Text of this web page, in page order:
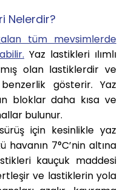
Nelerdir?
tüm mevsimlerde
Yaz lastikleri ılımlı
olan lastiklerdir ve
gösterir. Yaz
bloklar daha kısa ve
bulunur.
için kesinlikle yaz
7°C’nin altına
kauçuk maddesi
ve lastiklerin yola